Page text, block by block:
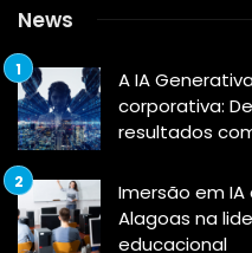
News
A IA
corporativa:
resultados
Imersão em
Alagoas na
educacional